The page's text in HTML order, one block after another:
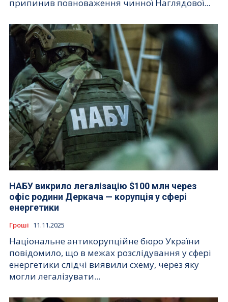
припинив повноваження чинної Наглядової...
НАБУ викрило легалізацію $100 млн через
офіс родини Деркача — корупція у сфері
енергетики
Гроші 11.11.2025
Національне антикорупційне бюро України
повідомило, що в межах розслідування у сфері
енергетики слідчі виявили схему, через яку
могли легалізувати...